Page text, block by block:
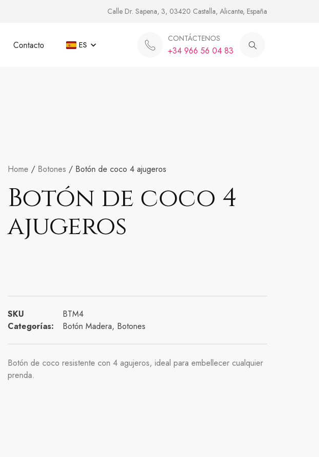
Calle Dr. Sapena, 3, 03420 Castalla, Alicante, España
Contacto ES
CONTÁCTENOS
+34 966 56 04 83
Home / Botones / Botón de coco 4 ajugeros
Botón de coco 4
ajugeros
SKU
BTM4
Categorías:
Botón Madera, Botones
Botón de coco resistente con 4 agujeros, ideal para embellecer cualquier
prenda.